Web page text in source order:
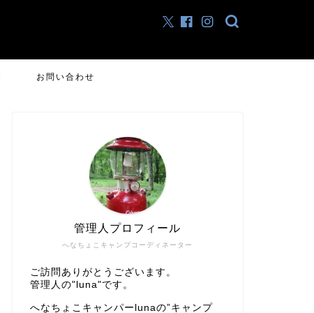
お問い合わせ
へなちょこキャンプコーディネーター
管理人プロフィール
ご訪問ありがとうございます。
管理人の"luna"です。
へなちょこキャンパーlunaの”キャンプ